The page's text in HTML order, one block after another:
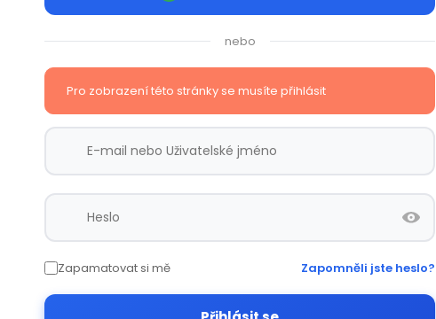
nebo
Pro zobrazení této stránky se musíte přihlásit
Zapamatovat si mě Zapomněli jste heslo?